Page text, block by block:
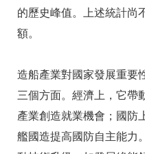
的歷史峰值。上述統計尚
額。
造船產業對國家發展重要
三個方面。經濟上，它帶
產業創造就業機會；國防
艦國造提高國防自主能力